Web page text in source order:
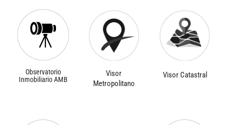
Observatorio
Inmobiliario AMB
Visor
Metropolitano
Visor Catastral